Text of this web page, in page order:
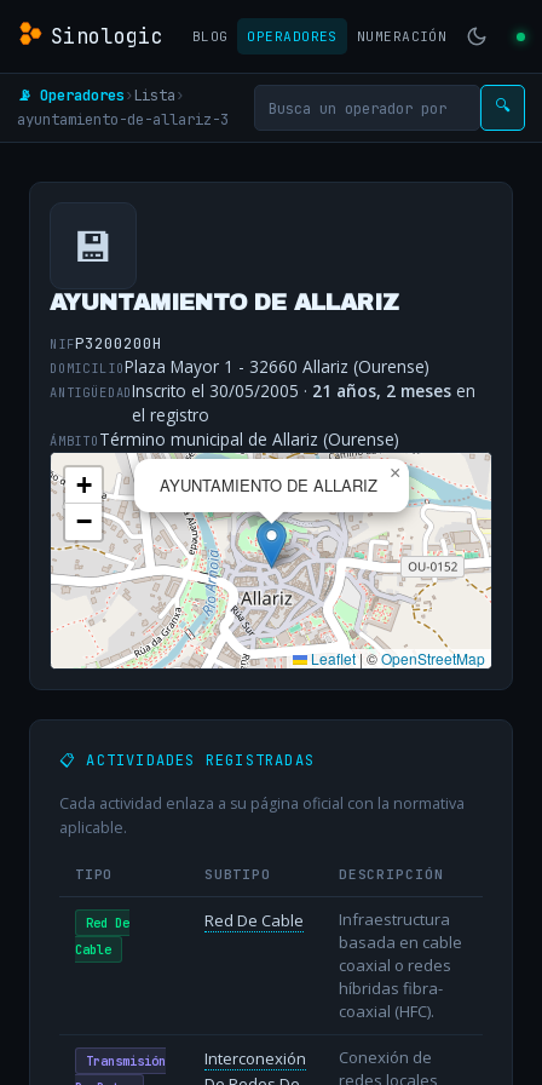
Sinologic BLOG OPERADORES NUMERACIÓN
📡 Operadores› Lista›
ayuntamiento-de-allariz-3
🔍
💾
AYUNTAMIENTO DE ALLARIZ
NIFP3200200H
DOMICILIOPlaza Mayor 1 - 32660 Allariz (Ourense)
ANTIGÜEDADInscrito el 30/05/2005 · 21 años, 2 meses en
el registro
ÁMBITO Término municipal de Allariz (Ourense)
AYUNTAMIENTO DE ALLARIZ
×
+
−
Leaflet | ©OpenStreetMap
📋 ACTIVIDADES REGISTRADAS
Cada actividad enlaza a su página oficial con la normativa
aplicable.
TIPO SUBTIPO DESCRIPCIÓN
Red De
Cable
Red De Cable
Infraestructura
basada en cable
coaxial o redes
híbridas fibra-
coaxial (HFC).
Transmisión
Interconexión
Conexión de
redes locales